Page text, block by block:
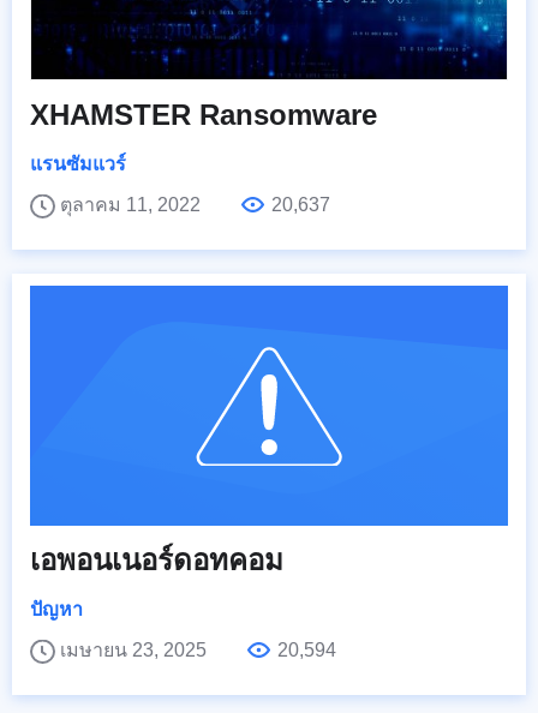
XHAMSTER Ransomware
แรนซัมแวร์
ตุลาคม 11, 2022
20,637
เอพอนเนอร์ดอทคอม
ปัญหา
เมษายน 23, 2025
20,594